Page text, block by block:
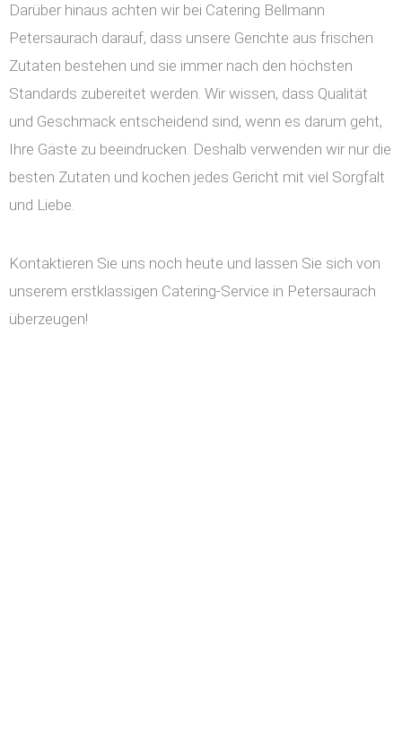
Darüber hinaus achten wir bei Catering Bellmann
Petersaurach darauf, dass unsere Gerichte aus frischen
Zutaten bestehen und sie immer nach den höchsten
Standards zubereitet werden. Wir wissen, dass Qualität
und Geschmack entscheidend sind, wenn es darum geht,
Ihre Gäste zu beeindrucken. Deshalb verwenden wir nur die
besten Zutaten und kochen jedes Gericht mit viel Sorgfalt
und Liebe.
Kontaktieren Sie uns noch heute und lassen Sie sich von
unserem erstklassigen Catering-Service in Petersaurach
überzeugen!